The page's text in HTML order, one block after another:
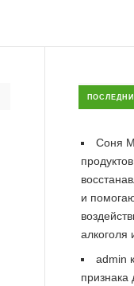
Соня
и
алкоголя
admin